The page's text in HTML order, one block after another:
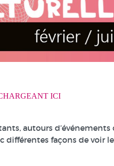
ICI
autours
différentes façons de voir